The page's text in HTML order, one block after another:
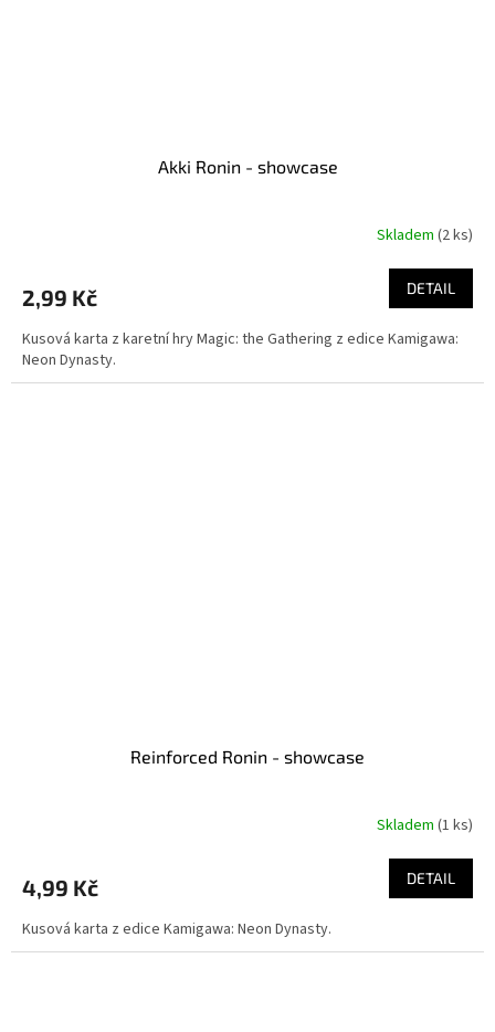
Akki Ronin - showcase
Skladem (2 ks)
2,99 Kč DETAIL
Kusová karta z karetní hry Magic: the Gathering z edice Kamigawa:
Neon Dynasty.
Reinforced Ronin - showcase
Skladem (1 ks)
4,99 Kč DETAIL
Kusová karta z edice Kamigawa: Neon Dynasty.